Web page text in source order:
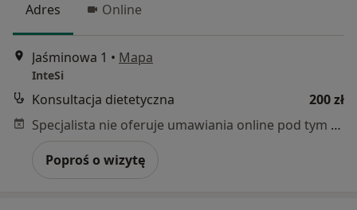
Adres Online
Jaśminowa 1 • Mapa
InteSi
Konsultacja dietetyczna
200 zł
Specjalista nie oferuje umawiania online pod tym adresem.
Poproś o wizytę